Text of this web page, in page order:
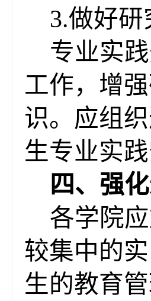
3.做好
专业实
工作，增
识。应组
生专业实
四、 强
各学院应
较集中的
生的教育